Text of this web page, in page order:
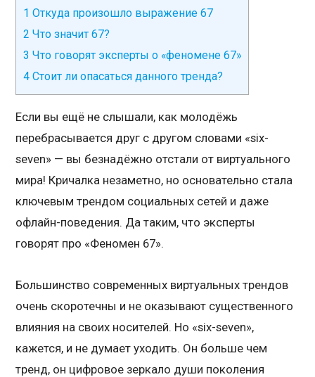
1 Откуда произошло выражение 67
2 Что значит 67?
3 Что говорят эксперты о «феномене 67»
4 Стоит ли опасаться данного тренда?
Если вы ещё не слышали, как молодёжь
перебрасывается друг с другом словами «six-
seven» — вы безнадёжно отстали от виртуального
мира! Кричалка незаметно, но основательно стала
ключевым трендом социальных сетей и даже
офлайн-поведения. Да таким, что эксперты
говорят про «Феномен 67».
Большинство современных виртуальных трендов
очень скоротечны и не оказывают существенного
влияния на своих носителей. Но «six-seven»,
кажется, и не думает уходить. Он больше чем
тренд, он цифровое зеркало души поколения